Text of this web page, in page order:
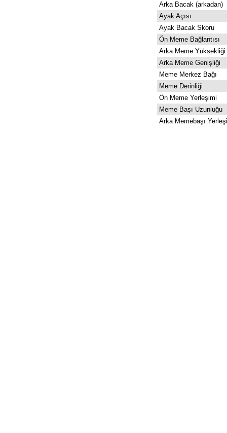
Arka Bacak (arkadan)
Ayak Açısı
Ayak Bacak Skoru
Ön Meme Bağlantısı
Arka Meme Yüksekliği
Arka Meme Genişliği
Meme Merkez Bağı
Meme Derinliği
Ön Meme Yerleşimi
Meme Başı Uzunluğu
Arka Memebaşı